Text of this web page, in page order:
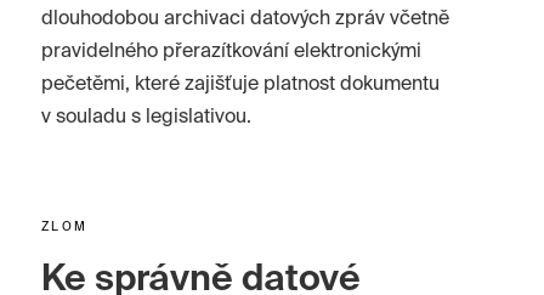
dlouhodobou archivaci datových zpráv včetně
pravidelného přerazítkování elektronickými
pečetěmi, které zajišťuje platnost dokumentu
v souladu s legislativou.
ZLOM
Ke správně datové